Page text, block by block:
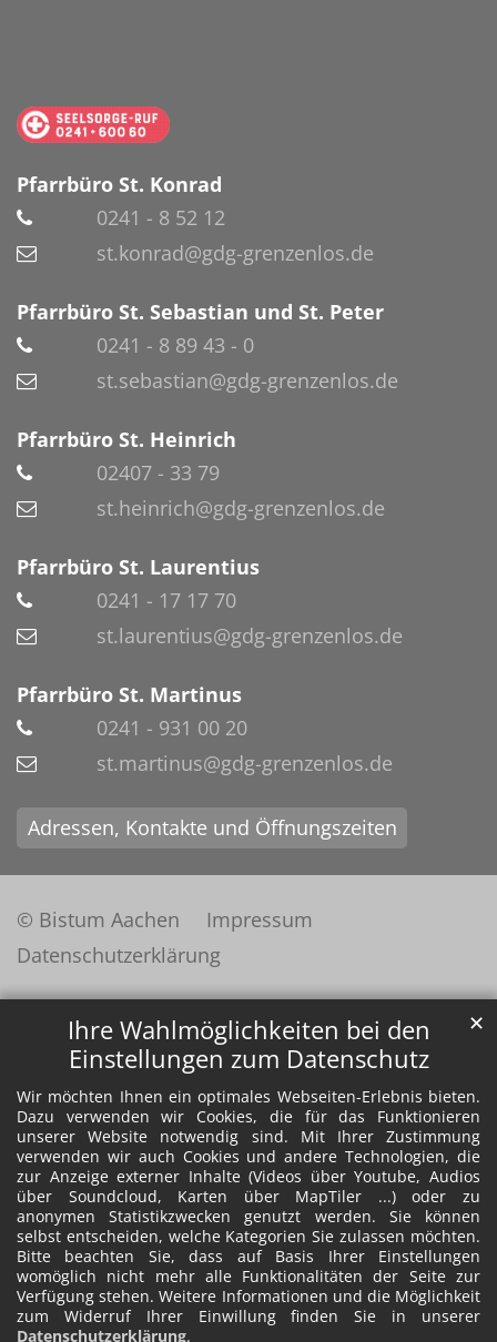
Ihre Wahlmöglichkeiten bei den
Einstellungen zum Datenschutz
Wir möchten Ihnen ein optimales Webseiten-Erlebnis bieten.
Dazu verwenden wir Cookies, die für das Funktionieren
unserer Website notwendig sind. Mit Ihrer Zustimmung
verwenden wir auch Cookies und andere Technologien, die
zur Anzeige externer Inhalte (Videos über Youtube, Audios
über Soundcloud, Karten über MapTiler ...) oder zu
anonymen Statistikzwecken genutzt werden. Sie können
selbst entscheiden, welche Kategorien Sie zulassen möchten.
Bitte beachten Sie, dass auf Basis Ihrer Einstellungen
womöglich nicht mehr alle Funktionalitäten der Seite zur
Verfügung stehen. Weitere Informationen und die Möglichkeit
zum Widerruf Ihrer Einwillung finden Sie in unserer
Datenschutzerklärung.
✕
Pfarrbüro St. Konrad
0241 - 8 52 12
st.konrad@gdg-grenzenlos.de
Pfarrbüro St. Sebastian und St. Peter
0241 - 8 89 43 - 0
st.sebastian@gdg-grenzenlos.de
Pfarrbüro St. Heinrich
02407 - 33 79
st.heinrich@gdg-grenzenlos.de
Pfarrbüro St. Laurentius
0241 - 17 17 70
st.laurentius@gdg-grenzenlos.de
Pfarrbüro St. Martinus
0241 - 931 00 20
st.martinus@gdg-grenzenlos.de
Adressen, Kontakte und Öffnungszeiten
© Bistum Aachen
Impressum
Datenschutzerklärung